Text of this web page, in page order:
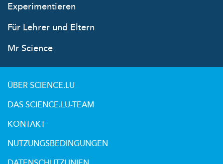
Experimentieren
Für Lehrer und Eltern
Mr Science
ÜBER SCIENCE.LU
DAS SCIENCE.LU-TEAM
KONTAKT
NUTZUNGSBEDINGUNGEN